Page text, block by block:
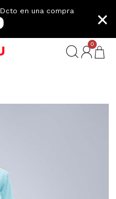
Dcto en una compra
×
0